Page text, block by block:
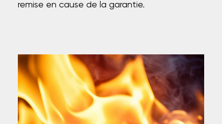
remise en cause de la garantie.